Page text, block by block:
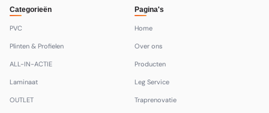
Categorieën
PVC
Plinten & Profielen
ALL-IN-ACTIE
Laminaat
OUTLET
Pagina's
Home
Over ons
Producten
Leg Service
Traprenovatie